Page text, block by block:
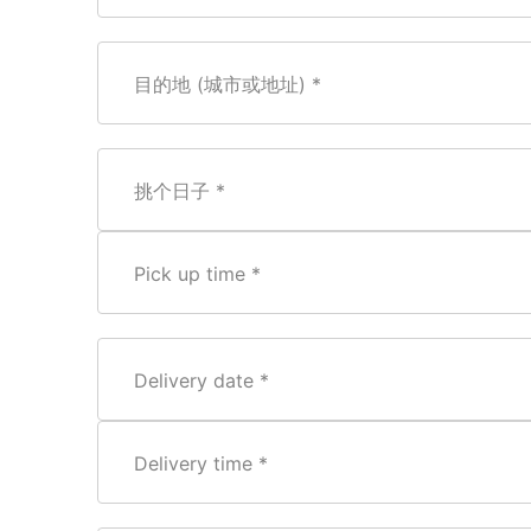
目的地 (城市或地址)
挑个日子
Pick up time
Delivery date
Delivery time